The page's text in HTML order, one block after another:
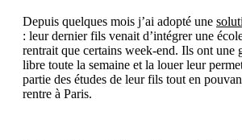
Depuis quelques mois j’ai adopté une
: leur dernier fils venait d’intégrer une
rentrait que certains week-end. Ils ont une
libre toute la semaine et la louer leur
partie des études de leur fils tout en
rentre à Paris.